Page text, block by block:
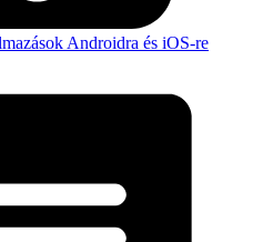
Androidra és iOS-re